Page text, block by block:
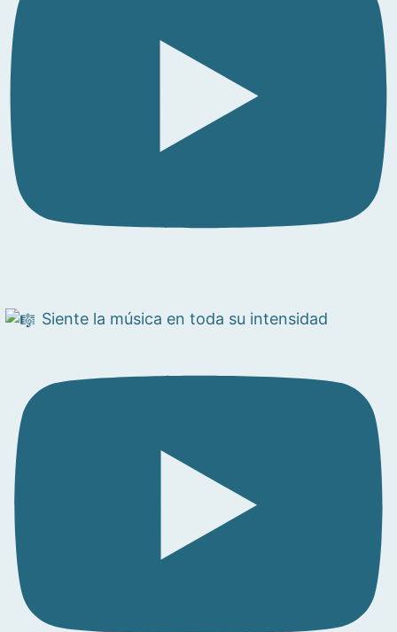
Siente la música en toda su intensidad